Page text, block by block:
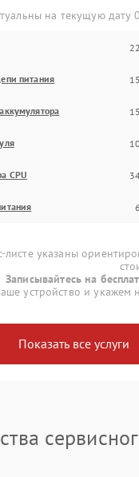
на текущую дату
питания
CPU
указаны
Записывайтесь на
устройство и укажем
Показать все услуги